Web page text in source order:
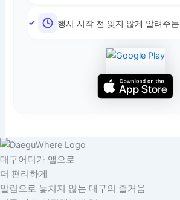
행사 시작 전 잊지 않게 알려주
대구어디가 앱으로
더 편리하게
알림으로 놓치지 않는 대구의 즐거움